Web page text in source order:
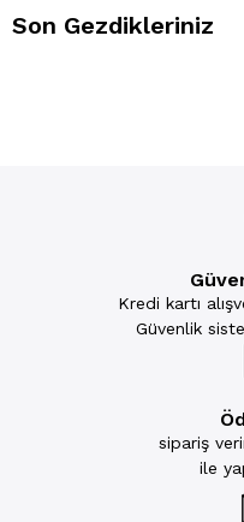
Son Gezdikleriniz
Kredi kartı
Güvenlik
sipariş
ile